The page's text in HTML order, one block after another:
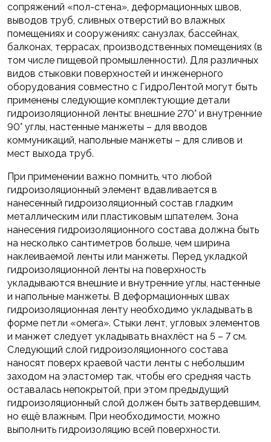
сопряжений «пол-стена», деформационных швов,
выводов труб, сливных отверстий во влажных
помещениях и сооружениях: санузлах, бассейнах,
балконах, террасах, производственных помещениях (в
том числе пищевой промышленности). Для различных
видов стыковки поверхностей и инженерного
оборудования совместно с ГидроЛентой могут быть
применены следующие комплектующие детали
гидроизоляционной ленты: внешние 270° и внутренние
90° углы, настенные манжеты – для вводов
коммуникаций, напольные манжеты – для сливов и
мест выхода труб.
При применении важно помнить, что любой
гидроизоляционный элемент вдавливается в
нанесенный гидроизоляционный состав гладким
металлическим или пластиковым шпателем. Зона
нанесения гидроизоляционного состава должна быть
на несколько сантиметров больше, чем ширина
наклеиваемой ленты или манжеты. Перед укладкой
гидроизоляционной ленты на поверхность
укладываются внешние и внутренние углы, настенные
и напольные манжеты. В деформационных швах
гидроизоляционная ленту необходимо укладывать в
форме петли «омега». Стыки лент, угловых элементов
и манжет следует укладывать внахлёст на 5 – 7 см.
Следующий слой гидроизоляционного состава
наносят поверх краевой части ленты с небольшим
заходом на эластомер так, чтобы его средняя часть
оставалась непокрытой, при этом предыдущий
гидроизоляционный слой должен быть затвердевшим,
но ещё влажным. При необходимости, можно
выполнить гидроизоляцию всей поверхности.